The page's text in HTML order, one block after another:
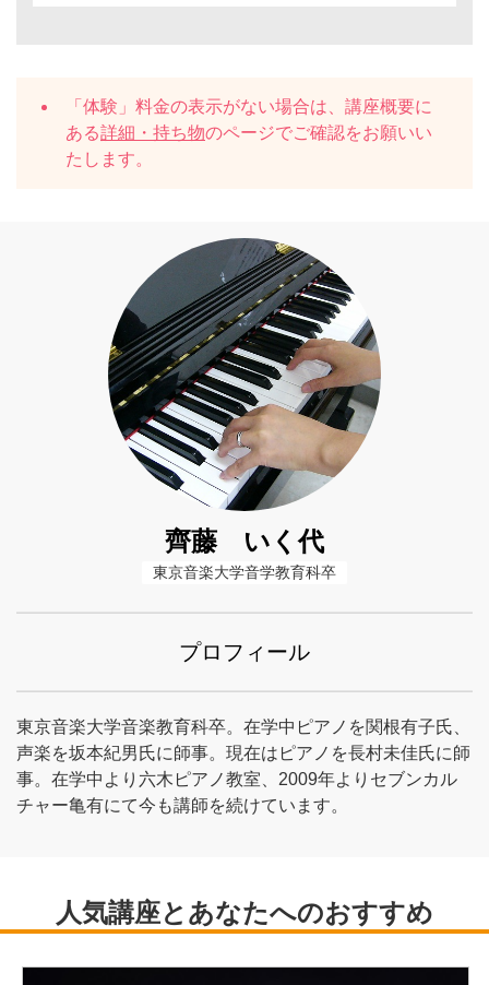
「体験」料金の表示がない場合は、講座概要に
ある詳細・持ち物のページでご確認をお願いい
たします。
齊藤 いく代
東京音楽大学音学教育科卒
プロフィール
東京音楽大学音楽教育科卒。在学中ピアノを関根有子氏、
声楽を坂本紀男氏に師事。現在はピアノを長村未佳氏に師
事。在学中より六木ピアノ教室、2009年よりセブンカル
チャー亀有にて今も講師を続けています。